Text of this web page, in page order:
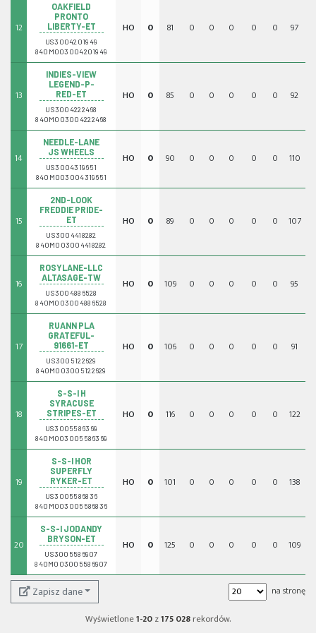
12
OAKFIELD
PRONTO
LIBERTY-ET
US3004201949
840M003004201949
HO 0 81 0 0 0 0 0 97
13
INDIES-VIEW
LEGEND-P-
RED-ET
US3004222468
840M003004222468
HO 0 85 0 0 0 0 0 92
14
NEEDLE-LANE
JS WHEELS
US3004319651
840M003004319651
HO 0 90 0 0 0 0 0 110
15
2ND-LOOK
FREDDIE PRIDE-
ET
US3004418282
840M003004418282
HO 0 89 0 0 0 0 0 107
16
ROSYLANE-LLC
ALTASAGE-TW
US3004886528
840M003004886528
HO 0 109 0 0 0 0 0 95
17
RUANN PLA
GRATEFUL-
91661-ET
US3005122629
840M003005122629
HO 0 106 0 0 0 0 0 91
18
S-S-I H
SYRACUSE
STRIPES-ET
US3005586369
840M003005586369
HO 0 116 0 0 0 0 0 122
19
S-S-I HOR
SUPERFLY
RYKER-ET
US3005586836
840M003005586836
HO 0 101 0 0 0 0 0 138
20
S-S-I JODANDY
BRYSON-ET
US3005586907
840M003005586907
HO 0 125 0 0 0 0 0 109
Zapisz dane
na stronę
Wyświetlone1-20z175 028rekordów.